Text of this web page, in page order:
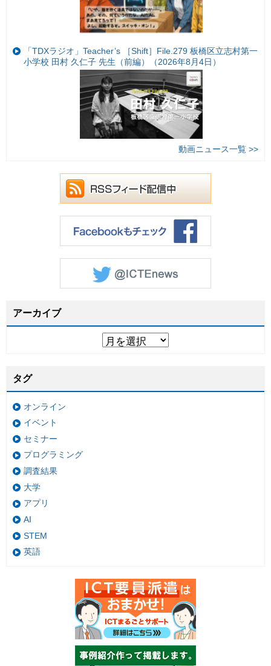
「TDXラジオ」Teacher’s ［Shift］File.279 板橋区立志村第一
小学校 田村 久仁子 先生（前編）（2026年8月4日）
動画ニュース一覧 >>
アーカイブ
タグ
オンライン
イベント
セミナー
プログラミング
調査結果
大学
アプリ
AI
STEM
英語